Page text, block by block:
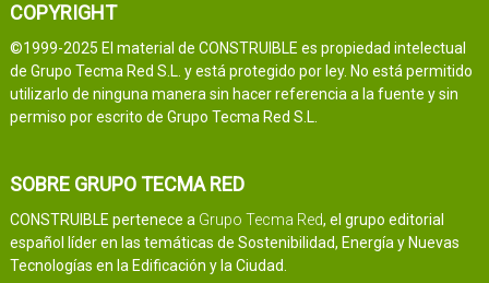
COPYRIGHT
©1999-2025 El material de CONSTRUIBLE es propiedad intelectual
de Grupo Tecma Red S.L. y está protegido por ley. No está permitido
utilizarlo de ninguna manera sin hacer referencia a la fuente y sin
permiso por escrito de Grupo Tecma Red S.L.
SOBRE GRUPO TECMA RED
CONSTRUIBLE pertenece a Grupo Tecma Red, el grupo editorial
español líder en las temáticas de Sostenibilidad, Energía y Nuevas
Tecnologías en la Edificación y la Ciudad.